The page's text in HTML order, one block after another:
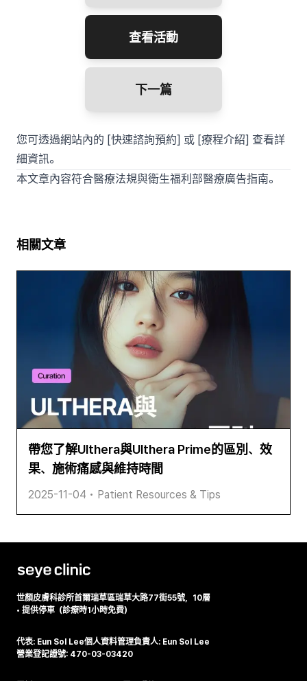
查看活動
下一篇
您可透過網站內的 [快速諮詢預約] 或 [療程介紹] 查看詳
細資訊。
本文章內容符合醫療法規與衛生福利部醫療廣告指南。
相關文章
帶您了解Ulthera與Ulthera Prime的區別、效
果、施術痛感與維持時間
2025-11-04 • Patient Resources & Tips
世顏皮膚科診所首爾瑞草區瑞草大路77街55號，10層
• 提供停車（診療時1小時免費）
代表: Eun Sol Lee個人資料管理負責人: Eun Sol Lee
營業登記證號: 470-03-03420